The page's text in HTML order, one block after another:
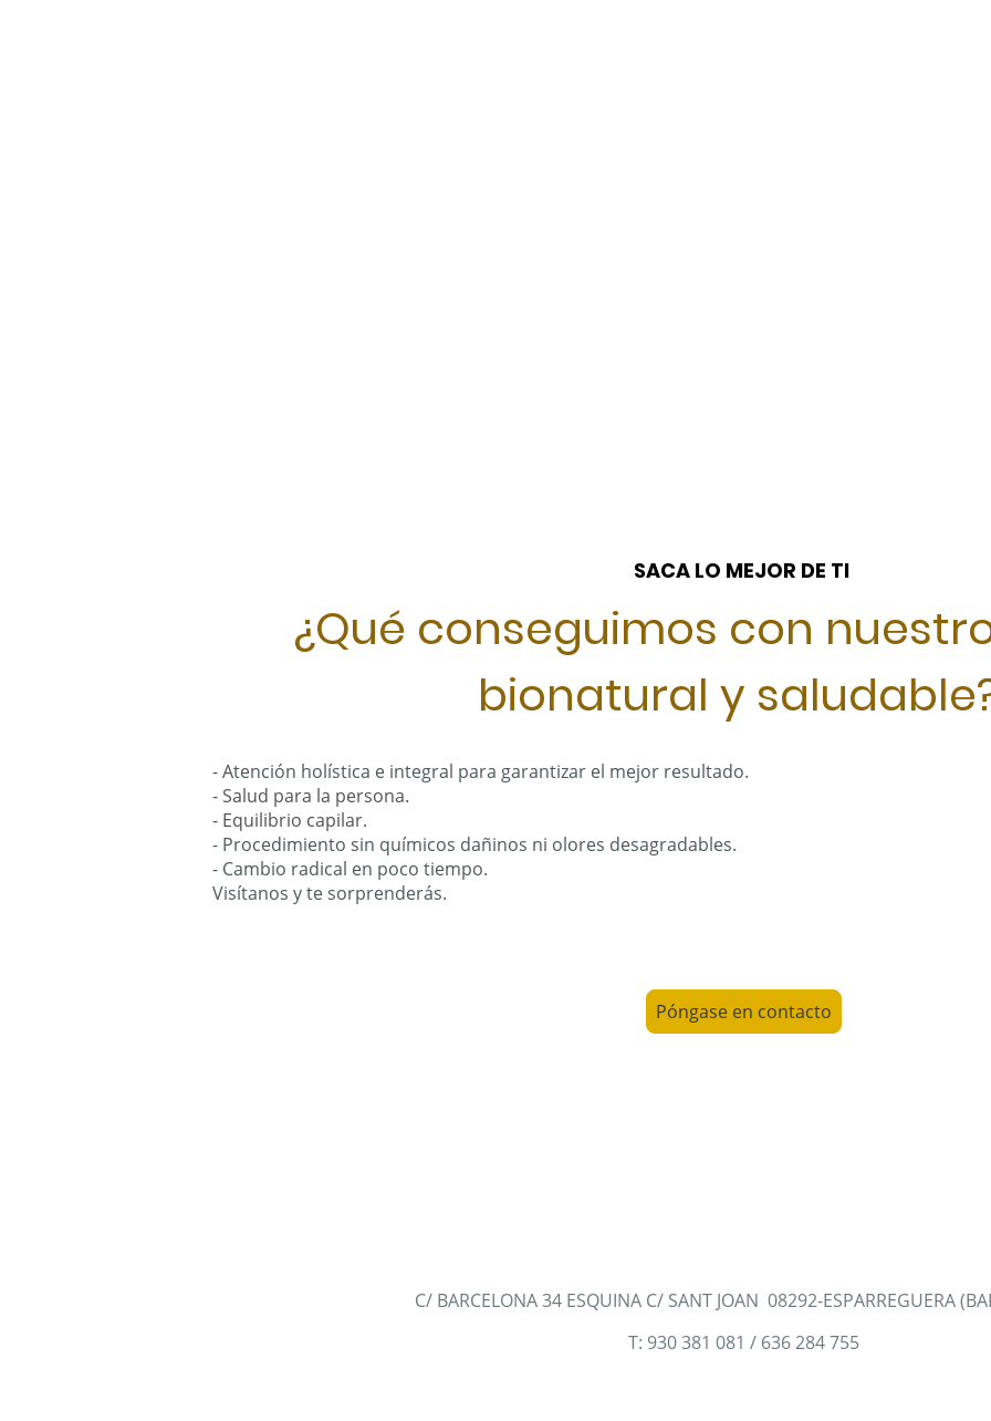
SACA LO MEJOR DE TI
¿Qué conseguimos con
bionatural y
- Atención holística e integral para garantizar el mejor resultado.
- Salud para la persona.
- Equilibrio capilar.
- Procedimiento sin químicos dañinos ni olores desagradables.
- Cambio radical en poco tiempo.
Visítanos y te sorprenderás.
Póngase en contacto
C/ BARCELONA 34 ESQUINA C/ SANT JOAN 08292-ESPARREGUERA
T: 930 381 081 / 636 284 755